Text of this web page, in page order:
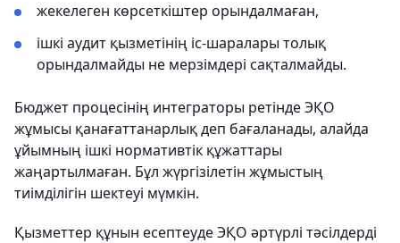
жекелеген көрсеткіштер орындалмаған,
ішкі аудит қызметінің іс-шаралары толық
орындалмайды не мерзімдері сақталмайды.
Бюджет процесінің интеграторы ретінде ЭҚО
жұмысы қанағаттанарлық деп бағаланады, алайда
ұйымның ішкі нормативтік құжаттары
жаңартылмаған. Бұл жүргізілетін жұмыстың
тиімділігін шектеуі мүмкін.
Қызметтер құнын есептеуде ЭҚО әртүрлі тәсілдерді